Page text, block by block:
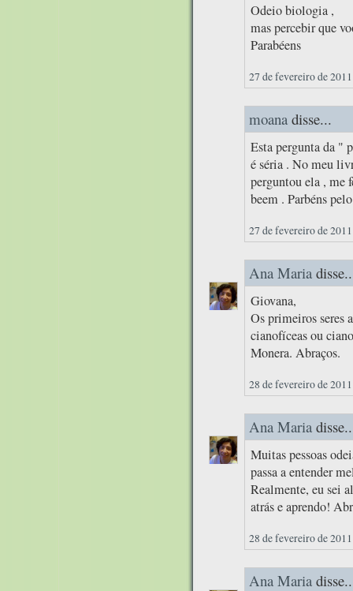
Odeio biologia ,
mas percebir que
Parabéens
27 de fevereiro de
moana disse...
Esta pergunta da "
é séria . No meu
perguntou ela , me
beem . Parbéns
27 de fevereiro de
Ana Maria
Giovana,
Os primeiros seres
cianofíceas ou
Monera. Abraços.
28 de fevereiro de
Ana Maria
Muitas pessoas
passa a entender
Realmente, eu sei
atrás e aprendo!
28 de fevereiro de
Ana Maria